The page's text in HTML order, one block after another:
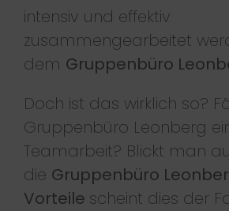
intensiv und effektiv
zusammengearbeitet
dem Gruppenbüro
Doch ist das wirklich so?
Gruppenbüro Leonberg
Teamarbeit? Blickt man
die Gruppenbüro
Vorteile scheint dies der